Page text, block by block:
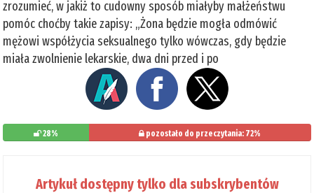
zrozumieć, w jakiż to cudowny sposób miałyby małżeństwu
pomóc choćby takie zapisy: „Żona będzie mogła odmówić
mężowi współżycia seksualnego tylko wówczas, gdy będzie
miała zwolnienie lekarskie, dwa dni przed i po
28% pozostało do przeczytania: 72%
Artykuł dostępny tylko dla subskrybentów